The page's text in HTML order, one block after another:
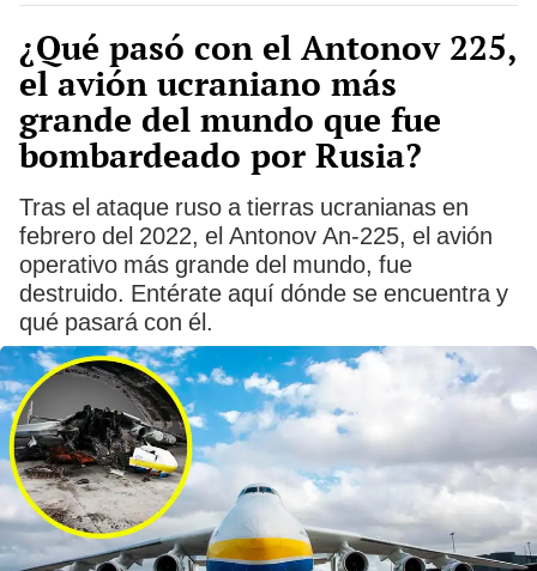
¿Qué pasó con el Antonov 225,
el avión ucraniano más
grande del mundo que fue
bombardeado por Rusia?
Tras el ataque ruso a tierras ucranianas en
febrero del 2022, el Antonov An-225, el avión
operativo más grande del mundo, fue
destruido. Entérate aquí dónde se encuentra y
qué pasará con él.